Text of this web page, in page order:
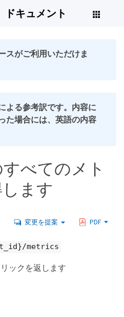
ドキュメント
スがご利用いただけま
よる参考訳です。内容に
た場合には、英語の内容
べてのメト
ます
変更を提案 PDF
metrics
ックを返します